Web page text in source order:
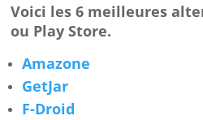
Voici les 6 meilleures
ou Play Store.
Amazone
GetJar
F-Droid